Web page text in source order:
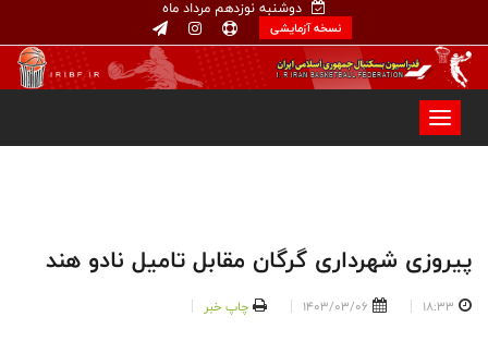
دوشنبه نوزدهم مرداد ماه
نسخه آزمایشی
پیروزی شهرداری گرگان مقابل تامیل نادو هند
18:33
1403/03/06 چاپ خبر